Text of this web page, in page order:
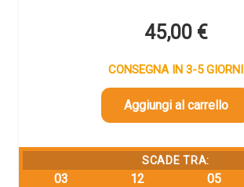
45,00 €
CONSEGNA IN 3-5 GIORNI
Aggiungi al carrello
SCADE TRA:
03 12 05